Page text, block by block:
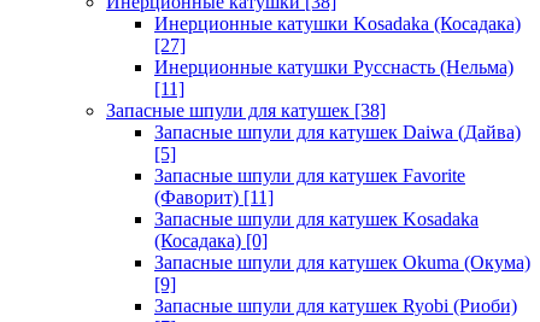
Инерционные катушки Kosadaka (Косадака)
[27]
Инерционные катушки Русснасть (Нельма)
[11]
Запасные шпули для катушек [38]
Запасные шпули для катушек Daiwa (Дайва)
[5]
Запасные шпули для катушек Favorite
(Фаворит) [11]
Запасные шпули для катушек Kosadaka
(Косадака) [0]
Запасные шпули для катушек Okuma (Окума)
[9]
Запасные шпули для катушек Ryobi (Риоби)